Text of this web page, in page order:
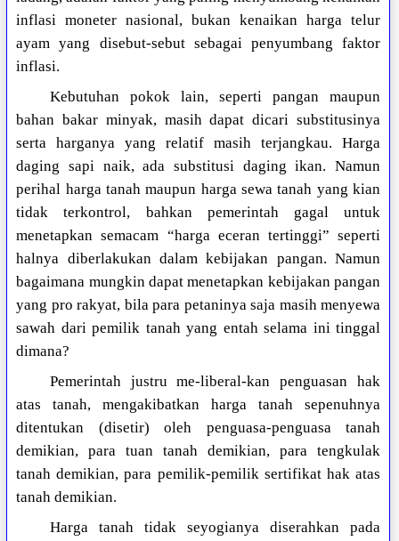
inflasi moneter nasional, bukan kenaikan harga telur
ayam yang disebut-sebut sebagai penyumbang faktor
inflasi.
Kebutuhan pokok lain, seperti pangan maupun
bahan bakar minyak, masih dapat dicari substitusinya
serta harganya yang relatif masih terjangkau. Harga
daging sapi naik, ada substitusi daging ikan. Namun
perihal harga tanah maupun harga sewa tanah yang kian
tidak terkontrol, bahkan pemerintah gagal untuk
menetapkan semacam “harga eceran tertinggi” seperti
halnya diberlakukan dalam kebijakan pangan. Namun
bagaimana mungkin dapat menetapkan kebijakan pangan
yang pro rakyat, bila para petaninya saja masih menyewa
sawah dari pemilik tanah yang entah selama ini tinggal
dimana?
Pemerintah justru me-liberal-kan penguasan hak
atas tanah, mengakibatkan harga tanah sepenuhnya
ditentukan (disetir) oleh penguasa-penguasa tanah
demikian, para tuan tanah demikian, para tengkulak
tanah demikian, para pemilik-pemilik sertifikat hak atas
tanah demikian.
Harga tanah tidak seyogianya diserahkan pada